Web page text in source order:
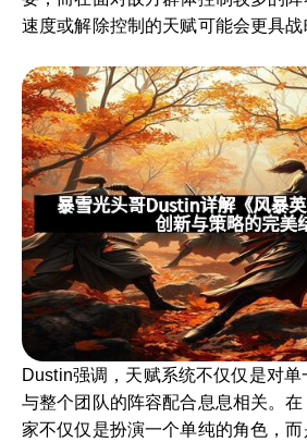
速度或解除控制的天赋可能会更具战
Dustin强调，天赋系统不仅仅是对
与整个团队的阵容配合息息相关。
家不仅仅是扮演一个单纯的角色，而